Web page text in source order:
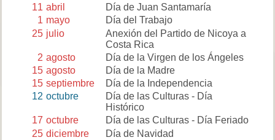
11 abril
Día de Juan Santamaría
1 mayo
Día del Trabajo
25 julio
Anexión del Partido de Nicoya a
Costa Rica
2 agosto
Día de la Virgen de los Ángeles
15 agosto
Día de la Madre
15 septiembre
Día de la Independencia
12 octubre
Día de las Culturas - Día
Histórico
17 octubre
Día de las Culturas - Día Feriado
25 diciembre
Día de Navidad